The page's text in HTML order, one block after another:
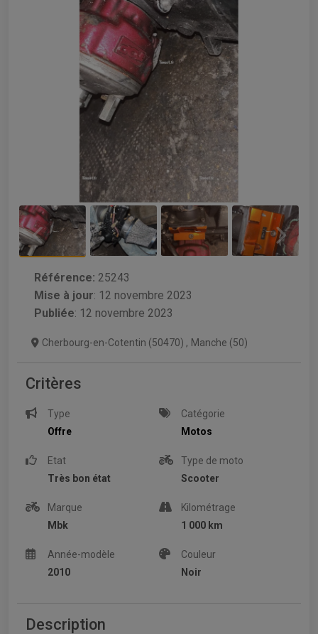
Référence: 25243
Mise à jour: 12 novembre 2023
Publiée: 12 novembre 2023
Cherbourg-en-Cotentin (50470) , Manche (50)
Critères
Type
Offre
Catégorie
Motos
Etat
Très bon état
Type de moto
Scooter
Marque
Mbk
Kilométrage
1 000 km
Année-modèle
2010
Couleur
Noir
Description